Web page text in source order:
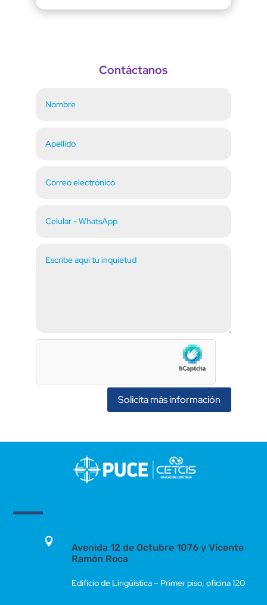
Contáctanos
Solicita más información

Avenida 12 de Octubre 1076 y Vicente
Ramón Roca
Edificio de Lingüística – Primer piso, oficina 120